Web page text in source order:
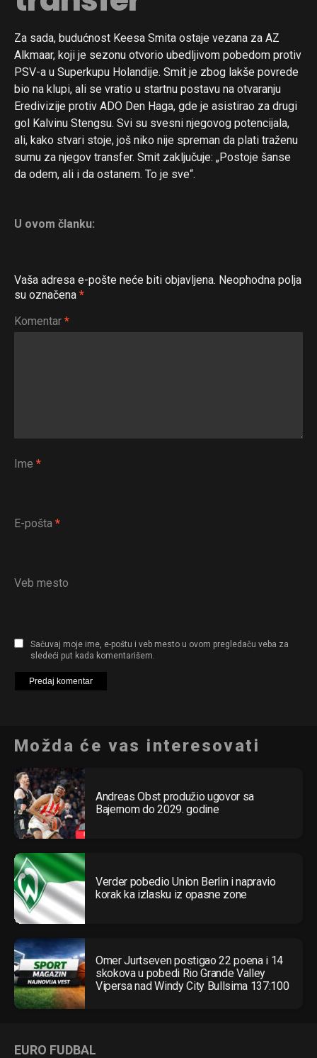
Za sada, budućnost Keesa Smita ostaje vezana za AZ
Alkmaar, koji je sezonu otvorio ubedljivom pobedom protiv
PSV-a u Superkupu Holandije. Smit je zbog lakše povrede
bio na klupi, ali se vratio u startnu postavu na otvaranju
Eredivizije protiv ADO Den Haga, gde je asistirao za drugi
gol Kalvinu Stengsu. Svi su svesni njegovog potencijala,
ali, kako stvari stoje, još niko nije spreman da plati traženu
sumu za njegov transfer. Smit zaključuje: „Postoje šanse
da odem, ali i da ostanem. To je sve“.
U ovom članku:
Vaša adresa e-pošte neće biti objavljena. Neophodna polja
su označena *
Komentar *
Ime *
E-pošta *
Veb mesto
Sačuvaj moje ime, e-poštu i veb mesto u ovom pregledaču veba za
sledeći put kada komentarišem.
Možda će vas interesovati
Andreas Obst produžio ugovor sa
Bajernom do 2029. godine
Verder pobedio Union Berlin i napravio
korak ka izlasku iz opasne zone
Omer Jurtseven postigao 22 poena i 14
skokova u pobedi Rio Grande Valley
Vipersa nad Windy City Bullsima 137:100
EURO FUDBAL